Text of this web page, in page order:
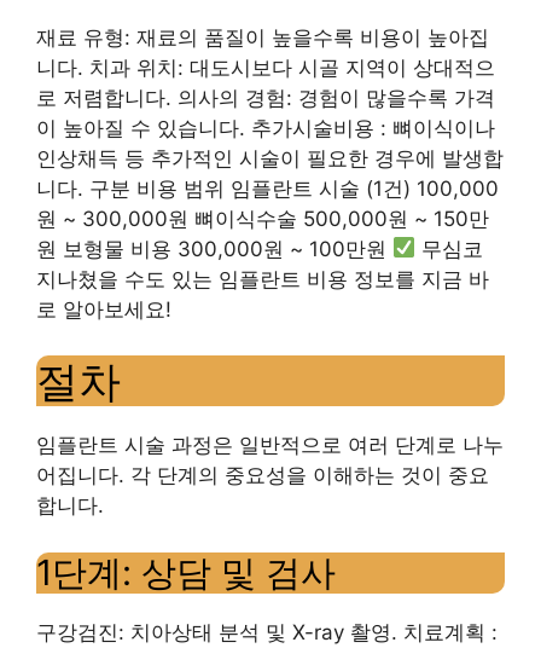
재료 유형: 재료의 품질이 높을수록 비용이 높아집
니다. 치과 위치: 대도시보다 시골 지역이 상대적으
로 저렴합니다. 의사의 경험: 경험이 많을수록 가격
이 높아질 수 있습니다. 추가시술비용 : 뼈이식이나
인상채득 등 추가적인 시술이 필요한 경우에 발생합
니다. 구분 비용 범위 임플란트 시술 (1건) 100,000
원 ​​~ 300,000원 ​​뼈이식수술 500,000원 ​​~ 150만
원 보형물 비용 300,000원 ​​~ 100만원
무심코
지나쳤을 수도 있는 임플란트 비용 정보를 지금 바
로 알아보세요!
절차
임플란트 시술 과정은 일반적으로 여러 단계로 나누
어집니다. 각 단계의 중요성을 이해하는 것이 중요
합니다.
1단계: 상담 및 검사
구강검진: 치아상태 분석 및 X-ray 촬영. 치료계획 :